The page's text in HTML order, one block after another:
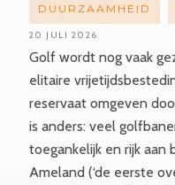
Golf wordt nog vaak
elitaire
reservaat omgeven
is anders: veel
toegankelijk en rijk aan
Ameland (‘de eerste
DUURZAAMHEID
20 JULI 2026